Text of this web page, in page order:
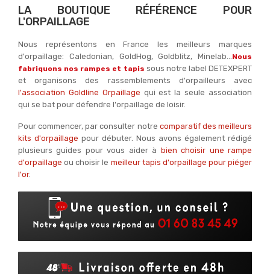
LA BOUTIQUE RÉFÉRENCE POUR
L'ORPAILLAGE
Nous représentons en France les meilleurs marques
d'orpaillage: Caledonian, GoldHog, Goldblitz, Minelab...Nous
fabriquons nos rampes et tapis sous notre label DETEXPERT
et organisons des rassemblements d'orpailleurs avec
l'association Goldline Orpaillage qui est la seule association
qui se bat pour défendre l'orpaillage de loisir.
Pour commencer, par consulter notre comparatif des meilleurs
kits d'orpaillage pour débuter. Nous avons également rédigé
plusieurs guides pour vous aider à bien choisir une rampe
d'orpaillage ou choisir le meilleur tapis d'orpaillage pour piéger
l'or.